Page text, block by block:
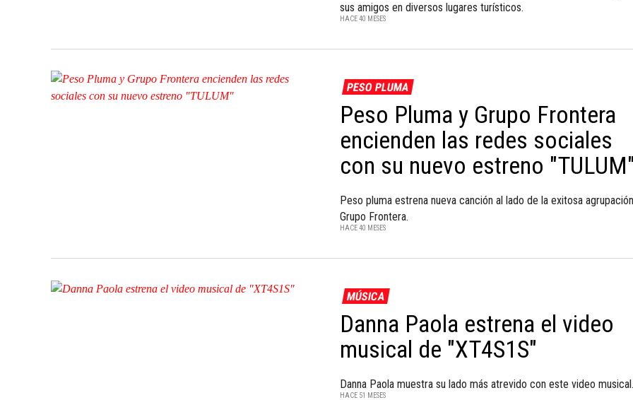
sus amigos en diversos lugares turísticos.
HACE 40 MESES
PESO PLUMA
Peso Pluma y Grupo Frontera
encienden las redes sociales
con su nuevo estreno
Peso pluma estrena nueva canción al lado de la exitosa agrupación
Grupo Frontera.
HACE 40 MESES
MÚSICA
Danna Paola estrena el video
musical de "XT4S1S"
Danna Paola muestra su lado más atrevido con este video musical.
HACE 51 MESES